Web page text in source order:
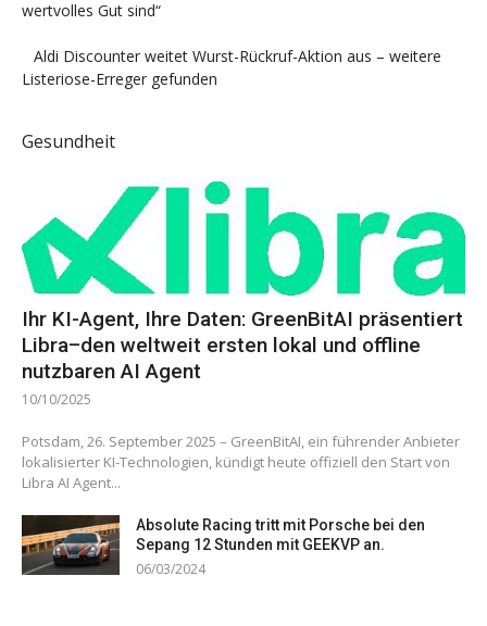
wertvolles Gut sind“
Aldi Discounter weitet Wurst-Rückruf-Aktion aus – weitere
Listeriose-Erreger gefunden
Gesundheit
Ihr KI-Agent, Ihre Daten: GreenBitAI präsentiert
Libra–den weltweit ersten lokal und offline
nutzbaren AI Agent
10/10/2025
Potsdam, 26. September 2025 – GreenBitAI, ein führender Anbieter
lokalisierter KI-Technologien, kündigt heute offiziell den Start von
Libra AI Agent...
Absolute Racing tritt mit Porsche bei den
Sepang 12 Stunden mit GEEKVP an.
06/03/2024